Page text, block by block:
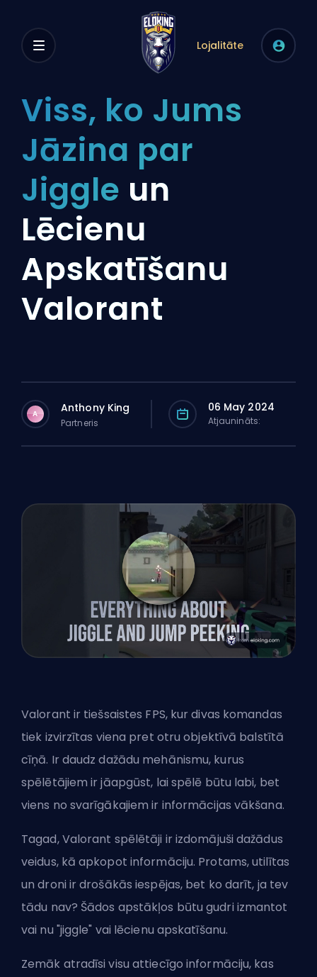
Lojalitāte
Viss, ko Jums
Jāzina par
Jiggle un
Lēcienu
Apskatīšanu
Valorant
A Anthony King
Partneris
06 May 2024
Atjaunināts:
Valorant ir tiešsaistes FPS, kur divas komandas
tiek izvirzītas viena pret otru objektīvā balstītā
cīņā. Ir daudz dažādu mehānismu, kurus
spēlētājiem ir jāapgūst, lai spēlē būtu labi, bet
viens no svarīgākajiem ir informācijas vākšana.
Tagad, Valorant spēlētāji ir izdomājuši dažādus
veidus, kā apkopot informāciju. Protams, utilītas
un droni ir drošākās iespējas, bet ko darīt, ja tev
tādu nav? Šādos apstākļos būtu gudri izmantot
vai nu "jiggle" vai lēcienu apskatīšanu.
Zemāk atradīsi visu attiecīgo informāciju, kas